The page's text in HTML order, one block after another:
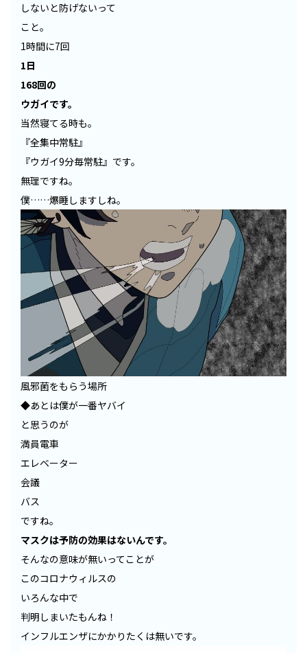
しないと防げないって
こと。
1時間に7回
1日
168回の
ウガイです。
当然寝てる時も。
『全集中常駐』
『ウガイ9分毎常駐』です。
無理ですね。
僕……爆睡しますしね。
風邪菌をもらう場所
◆あとは僕が一番ヤバイ
と思うのが
満員電車
エレベーター
会議
バス
ですね。
マスクは予防の効果はないんです。
そんなの意味が無いってことが
このコロナウィルスの
いろんな中で
判明しまいたもんね！
インフルエンザにかかりたくは無いです。